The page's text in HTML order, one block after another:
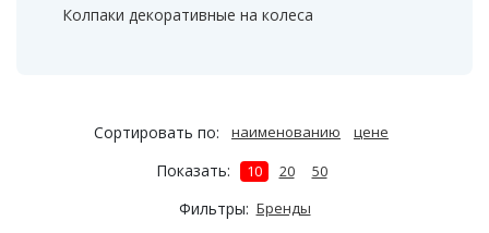
Колпаки декоративные на колеса
Сортировать по: наименованию цене
Показать: 10 20 50
Фильтры: Бренды